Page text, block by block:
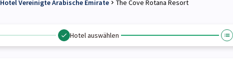
Hotel Vereinigte Arabische Emirate The Cove Rotana Resort
Hotel auswählen